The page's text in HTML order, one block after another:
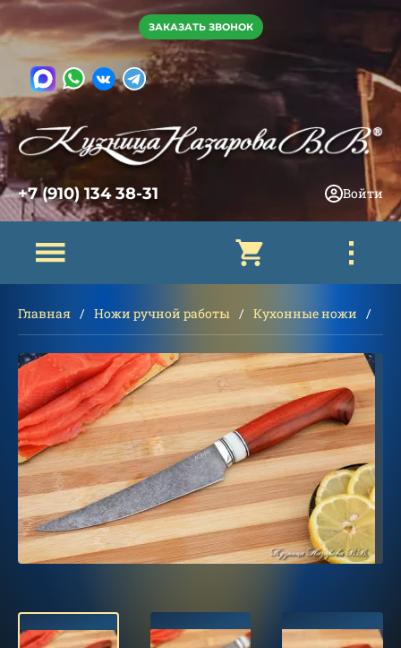
ЗАКАЗАТЬ ЗВОНОК
+7 (910) 134 38-31 Войти
Главная Ножи ручной работы Кухонные ножи